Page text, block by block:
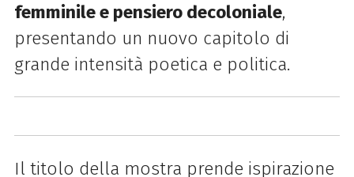
femminile e pensiero decoloniale,
presentando un nuovo capitolo di
grande intensità poetica e politica.
Il titolo della mostra prende ispirazione